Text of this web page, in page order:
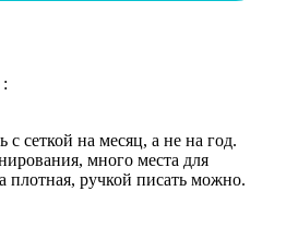
:
с сеткой на месяц, а не на год.
много места для
плотная, ручкой писать можно.